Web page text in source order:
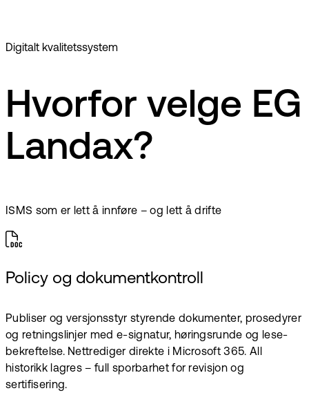
Digitalt kvalitetssystem
Hvorfor velge EG
Landax?
ISMS som er lett å innføre – og lett å drifte
Policy og dokumentkontroll
Publiser og versjonsstyr styrende dokumenter, prosedyrer
og retningslinjer med e-signatur, høringsrunde og lese­
bekreftelse. Nett­rediger direkte i Microsoft 365. All
historikk lagres – full sporbarhet for revisjon og
sertifisering.